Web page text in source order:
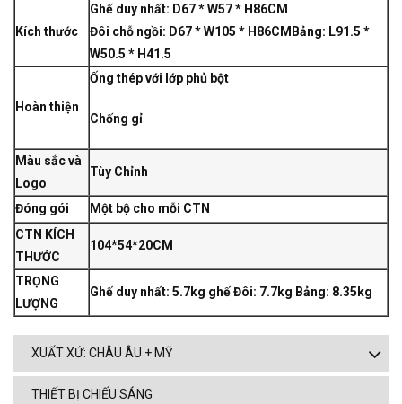
Kích thước
Ghế duy nhất: D67 * W57 * H86CM
Đôi chỗ ngồi: D67 * W105 * H86CM Bảng: L91.5 *
W50.5 * H41.5
Hoàn thiện
Ống thép với lớp phủ bột
Chống gỉ
Màu sắc và
Logo
Tùy Chỉnh
Đóng gói
Một bộ cho mỗi CTN
CTN KÍCH
THƯỚC
104*54*20CM
TRỌNG
LƯỢNG
Ghế duy nhất: 5.7kg ghế Đôi: 7.7kg Bảng: 8.35kg
XUẤT XỨ: CHÂU ÂU + MỸ
THIẾT BỊ CHIẾU SÁNG